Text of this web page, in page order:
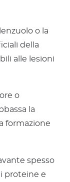
o la
della
alle lesioni
o
la
formazione
spesso
proteine e